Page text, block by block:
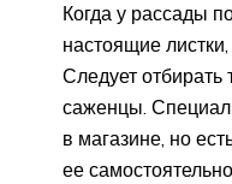
Когда у рассады
настоящие
Следует отбирать
саженцы.
в магазине, но
ее